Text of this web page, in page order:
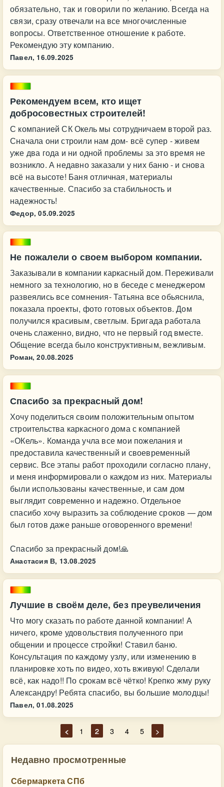
обязательно, так и говорили по желанию. Всегда на
связи, сразу отвечали на все многочисленные
вопросы. Ответственное отношение к работе.
Рекомендую эту компанию.
Павел, 16.09.2025
Рекомендуем всем, кто ищет
добросовестных строителей!
С компанией СК Окель мы сотрудничаем второй раз.
Сначала они строили нам дом- всё супер - живем
уже два года и ни одной проблемы за это время не
возникло. А недавно заказали у них баню - и снова
всё на высоте! Баня отличная, материалы
качественные. Спасибо за стабильность и
надежность!
Федор, 05.09.2025
Не пожалели о своем выбором компании.
Заказывали в компании каркасный дом. Переживали
немного за технологию, но в беседе с менеджером
развеялись все сомнения- Татьяна все обьяснила,
показала проекты, фото готовых объектов. Дом
получился красивым, светлым. Бригада работала
очень слаженно, видно, что не первый год вместе.
Общение всегда было конструктивным, вежливым.
Роман, 20.08.2025
Спасибо за прекрасный дом!
Хочу поделиться своим положительным опытом
строительства каркасного дома с компанией
«ОКель». Команда учла все мои пожелания и
предоставила качественный и своевременный
сервис. Все этапы работ проходили согласно плану,
и меня информировали о каждом из них. Материалы
были использованы качественные, и сам дом
выглядит современно и надежно. Отдельное
спасибо хочу выразить за соблюдение сроков — дом
был готов даже раньше оговоренного времени!
Спасибо за прекрасный дом!🙏
Анастасия В, 13.08.2025
Лучшие в своём деле, без преувеличения
Что могу сказать по работе данной компании! А
ничего, кроме удовольствия полученного при
общении и процессе стройки! Ставил баню.
Консультация по каждому узлу, или изменению в
планировке хоть по видео, хоть вживую! Сделали
всё, как надо!! По срокам всё чётко! Крепко жму руку
Александру! Ребята спасибо, вы большие молодцы!
Павел, 01.08.2025
< 1 2 3 4 5 >
Недавно просмотренные
Сбермаркета СПб